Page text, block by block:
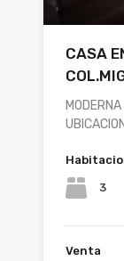
CASA
3
Venta